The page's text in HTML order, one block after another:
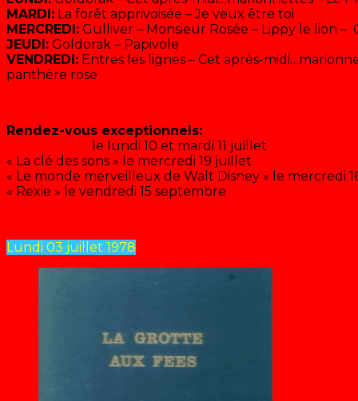
MARDI: La forêt apprivoisée – Je veux être toi
MERCREDI: Gulliver – Monsieur Rosée – Lippy le lion –
JEUDI: Goldorak – Papivole
VENDREDI: Entres les lignes – Cet après-
panthère rose
Rendez-vous exceptionnels:
le lundi 10 et mardi 11 juillet
« La clé des sons » le mercredi 19 juillet
« Le monde merveilleux de Walt Disney » le mercredi
« Rexie » le vendredi 15 septembre
Lundi 03 juillet 1978